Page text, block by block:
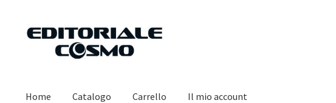
Vai
navigazione
Vai
Home Catalogo Carrello Il mio account